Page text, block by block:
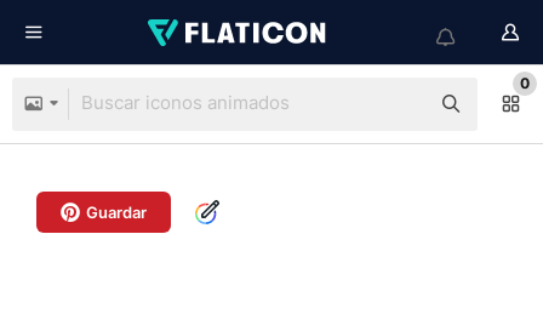
0
Guardar